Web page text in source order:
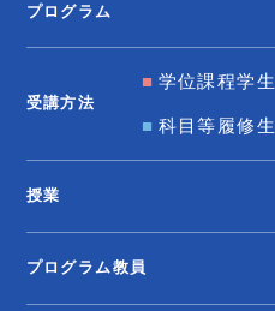
プログラム
受講方法
学位課程学生
科目等履修生
授業
プログラム教員